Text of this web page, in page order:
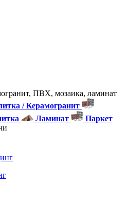
ПВХ, мозаика, ламинат
/ Керамогранит
Ламинат
Паркет